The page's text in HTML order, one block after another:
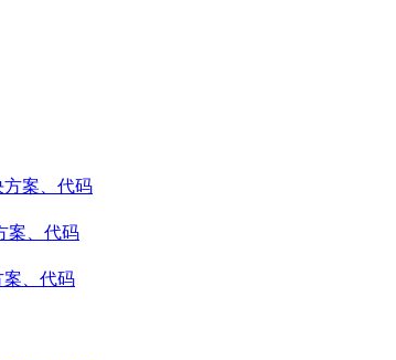
方案、代码
案、代码
案、代码